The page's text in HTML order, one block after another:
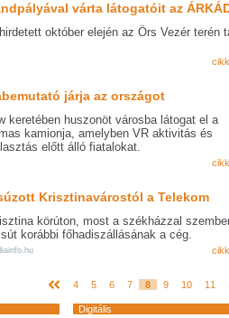
várta látogatóit az
október elején az Örs Vezér terén
járja az országot
keretében huszonöt városba látogat el a
kamionja, amelyben VR aktivitás és
előtt álló fiatalokat.
Krisztinavárostól a Telekom
körúton, most a székházzal
korábbi főhadiszállásának a cég.
4 5 6 7 8 9 10 11
Digitális